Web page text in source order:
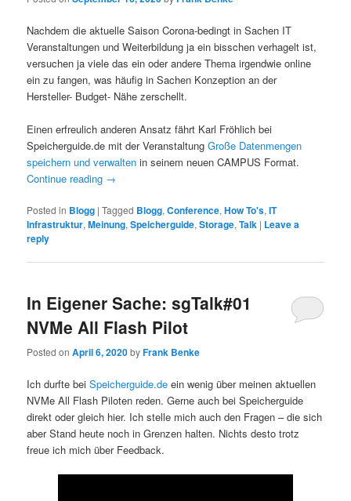
Nachdem die aktuelle Saison Corona-bedingt in Sachen IT
Veranstaltungen und Weiterbildung ja ein bisschen verhagelt ist,
versuchen ja viele das ein oder andere Thema irgendwie online
ein zu fangen, was häufig in Sachen Konzeption an der
Hersteller- Budget- Nähe zerschellt.
Einen erfreulich anderen Ansatz fährt Karl Fröhlich bei
Speicherguide.de mit der VeranstaltungGroße Datenmengen
speichern und verwalten in seinem neuen CAMPUS Format.
Continue reading →
Posted in Blogg |Tagged Blogg,Conference,How To's,IT
Infrastruktur,Meinung,Speicherguide,Storage,Talk | Leave a
reply
In Eigener Sache: sgTalk#01
NVMe All Flash Pilot
Posted onApril 6, 2020byFrank Benke
Ich durfte beiSpeicherguide.de ein wenig über meinen aktuellen
NVMe All Flash Piloten reden. Gerne auch bei Speicherguide
direkt oder gleich hier. Ich stelle mich auch den Fragen – die sich
aber Stand heute noch in Grenzen halten. Nichts desto trotz
freue ich mich über Feedback.